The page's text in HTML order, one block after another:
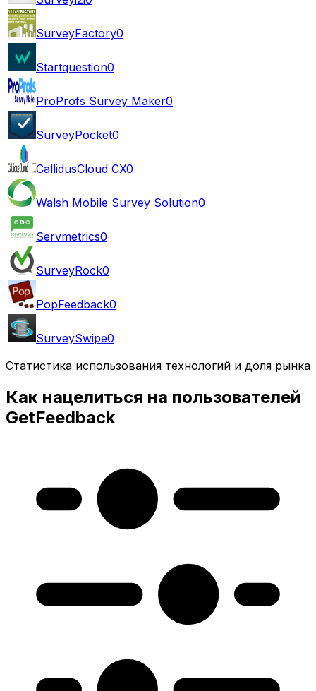
SurveyFactory0
Startquestion0
ProProfs Survey Maker0
SurveyPocket0
CallidusCloud CX0
Walsh Mobile Survey Solution0
Servmetrics0
SurveyRock0
PopFeedback0
SurveySwipe0
Статистика использования технологий и доля рынка
Как нацелиться на пользователей
GetFeedback